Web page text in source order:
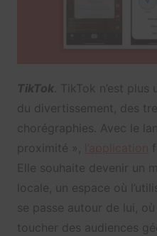
TikTok . TikTok n’est
du divertissement, des
chorégraphies. Avec le
proximité »,
Elle souhaite devenir un
locale, un espace où
se passe autour de lui,
toucher des audiences